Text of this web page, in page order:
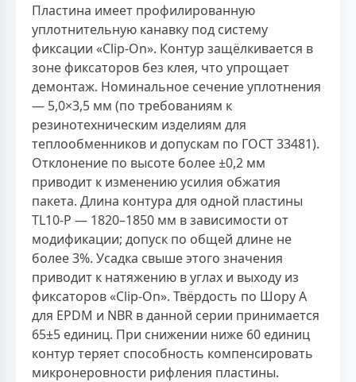
Пластина имеет профилированную
уплотнительную канавку под систему
фиксации «Clip-On». Контур защёлкивается в
зоне фиксаторов без клея, что упрощает
демонтаж. Номинальное сечение уплотнения
— 5,0×3,5 мм (по требованиям к
резинотехническим изделиям для
теплообменников и допускам по ГОСТ 33481).
Отклонение по высоте более ±0,2 мм
приводит к изменению усилия обжатия
пакета. Длина контура для одной пластины
TL10-P — 1820–1850 мм в зависимости от
модификации; допуск по общей длине не
более 3%. Усадка свыше этого значения
приводит к натяжению в углах и выходу из
фиксаторов «Clip-On». Твёрдость по Шору А
для EPDM и NBR в данной серии принимается
65±5 единиц. При снижении ниже 60 единиц
контур теряет способность компенсировать
микронеровности рифления пластины.